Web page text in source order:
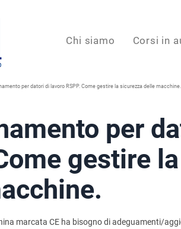
Chi siamo Corsi in
per datori di lavoro RSPP. Come gestire la sicurezza delle macchine.
per
gestire
marcata CE ha bisogno di adeguamenti/